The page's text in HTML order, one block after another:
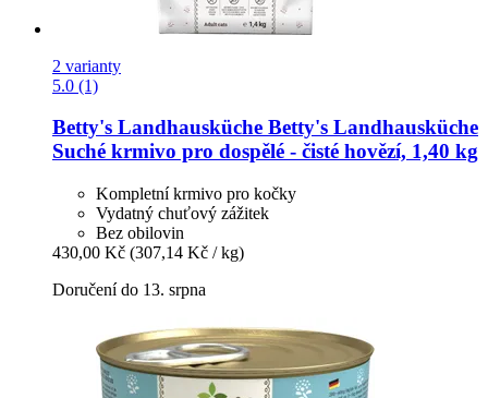
2 varianty
5.0 (1)
Betty's Landhausküche Betty's Landhausküche
Suché krmivo pro dospělé -​ čisté hovězí, 1,40 kg
Kompletní krmivo pro kočky
Vydatný chuťový zážitek
Bez obilovin
430,00 Kč (307,14 Kč / kg)
Doručení do 13. srpna